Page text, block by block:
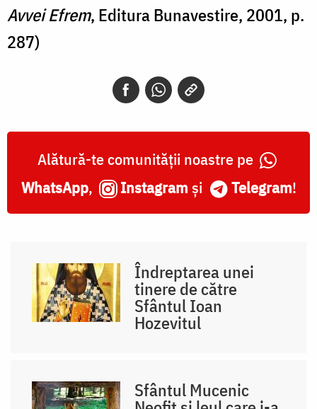
Avvei Efrem, Editura Bunavestire, 2001, p.
287)
Alătură-te comunității noastre pe
WhatsApp, Instagram și Telegram!
Îndreptarea unei
tinere de către
Sfântul Ioan
Hozevitul
Sfântul Mucenic